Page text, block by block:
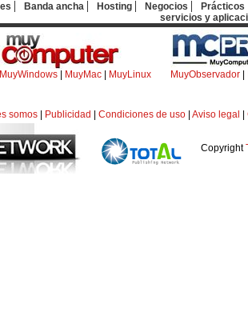
Banda ancha Hosting Negocios
Prácticos
servicios y
MuyWindows MuyMac MuyLinux MuyObservador
somos Publicidad Condiciones de uso Aviso legal
Copyright